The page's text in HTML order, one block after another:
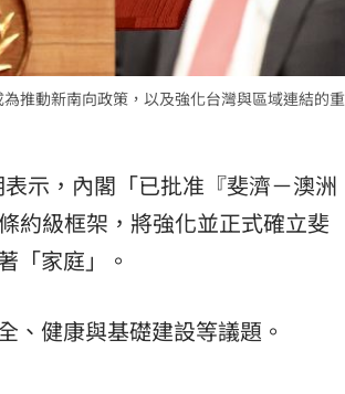
推動新南向政策，以及強化台灣與區域連結的重
示，內閣「已批准『斐濟－澳洲
約級框架，將強化並正式確立斐
「家庭」。
、健康與基礎建設等議題。